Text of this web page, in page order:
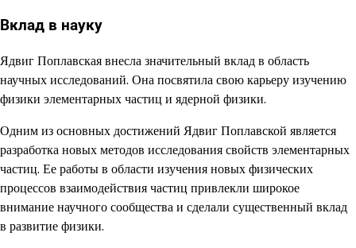
Вклад в науку
Ядвиг Поплавская внесла значительный вклад в область
научных исследований. Она посвятила свою карьеру изучению
физики элементарных частиц и ядерной физики.
Одним из основных достижений Ядвиг Поплавской является
разработка новых методов исследования свойств элементарных
частиц. Ее работы в области изучения новых физических
процессов взаимодействия частиц привлекли широкое
внимание научного сообщества и сделали существенный вклад
в развитие физики.